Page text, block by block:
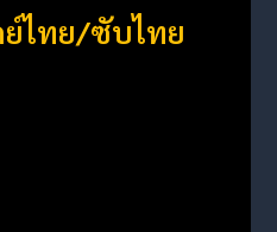
ย์ไทย/ซับไทย